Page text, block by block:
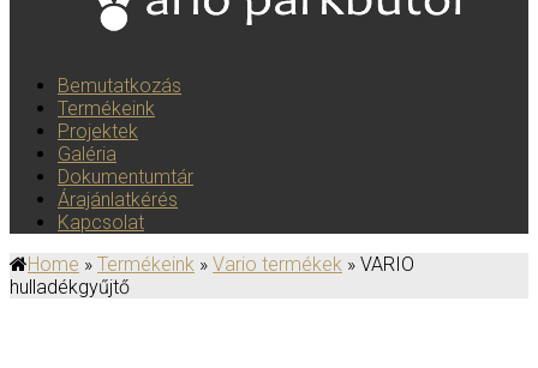
Bemutatkozás
Termékeink
Projektek
Galéria
Dokumentumtár
Árajánlatkérés
Kapcsolat
Home » Termékeink » Vario termékek » VARIO
hulladékgyűjtő